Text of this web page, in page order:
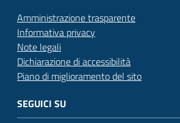
Amministrazione trasparente
Informativa privacy
Note legali
Dichiarazione di accessibilità
Piano di miglioramento del sito
SEGUICI SU